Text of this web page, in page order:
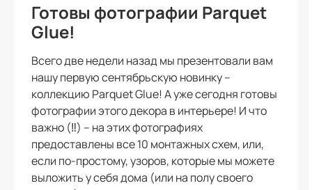
Готовы фотографии Parquet
Glue!
Всего две недели назад мы презентовали вам
нашу первую сентябрьскую новинку –
коллекцию Parquet Glue! А уже сегодня готовы
фотографии этого декора в интерьере! И что
важно (‼️) – на этих фотографиях
предоставлены все 10 монтажных схем, или,
если по-простому, узоров, которые мы можете
выложить у себя дома (или на полу своего